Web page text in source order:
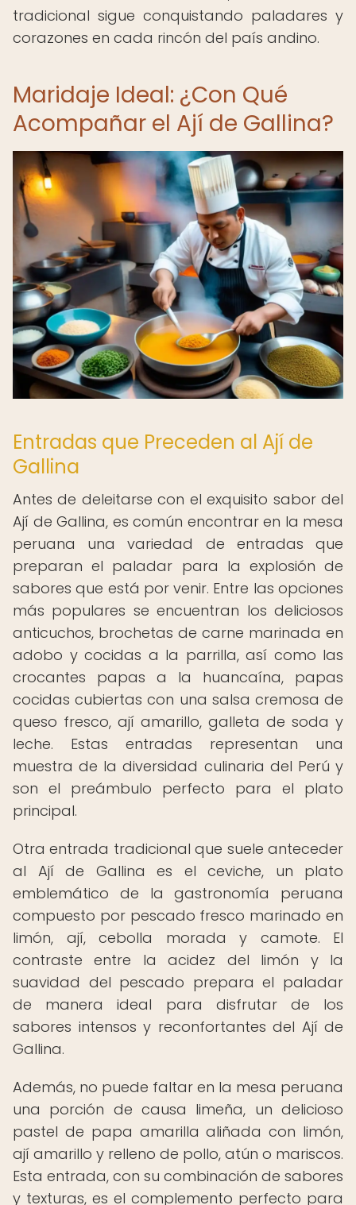
tradicional sigue conquistando paladares y
corazones en cada rincón del país andino.
Maridaje Ideal: ¿Con Qué
Acompañar el Ají de Gallina?
Entradas que Preceden al Ají de
Gallina
Antes de deleitarse con el exquisito sabor del
Ají de Gallina, es común encontrar en la mesa
peruana una variedad de entradas que
preparan el paladar para la explosión de
sabores que está por venir. Entre las opciones
más populares se encuentran los deliciosos
anticuchos, brochetas de carne marinada en
adobo y cocidas a la parrilla, así como las
crocantes papas a la huancaína, papas
cocidas cubiertas con una salsa cremosa de
queso fresco, ají amarillo, galleta de soda y
leche. Estas entradas representan una
muestra de la diversidad culinaria del Perú y
son el preámbulo perfecto para el plato
principal.
Otra entrada tradicional que suele anteceder
al Ají de Gallina es el ceviche, un plato
emblemático de la gastronomía peruana
compuesto por pescado fresco marinado en
limón, ají, cebolla morada y camote. El
contraste entre la acidez del limón y la
suavidad del pescado prepara el paladar
de manera ideal para disfrutar de los
sabores intensos y reconfortantes del Ají de
Gallina.
Además, no puede faltar en la mesa peruana
una porción de causa limeña, un delicioso
pastel de papa amarilla aliñada con limón,
ají amarillo y relleno de pollo, atún o mariscos.
Esta entrada, con su combinación de sabores
y texturas, es el complemento perfecto para